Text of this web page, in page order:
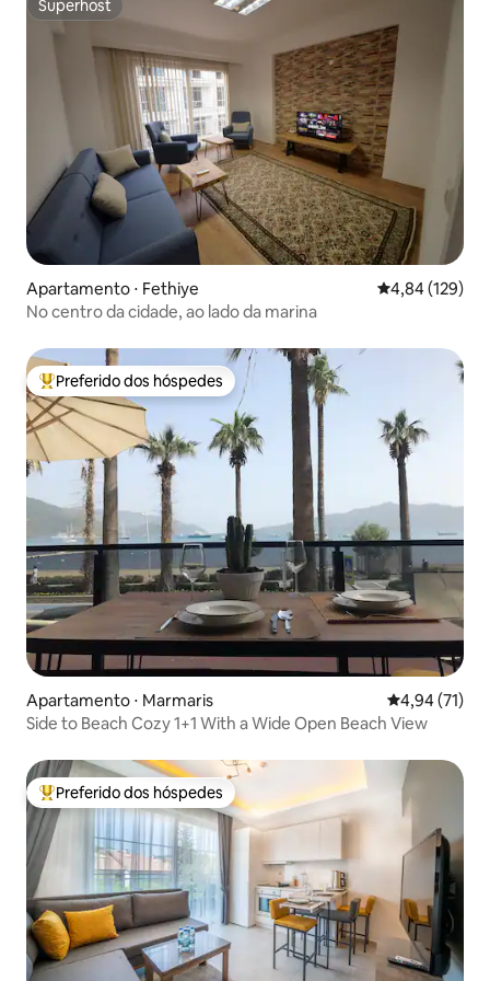
Superhost
Superhost
Apartamento ⋅ Fethiye 4,84 de uma
4,84 (129)
No centro da cidade, ao lado da marina
Entre os melhores preferidos dos hóspedes
Preferido dos hóspedes
Apartamento ⋅ Marmaris 4,94 de uma
4,94 (71)
Side to Beach Cozy 1+1 With a Wide Open Beach View
Entre os melhores preferidos dos hóspedes
Preferido dos hóspedes